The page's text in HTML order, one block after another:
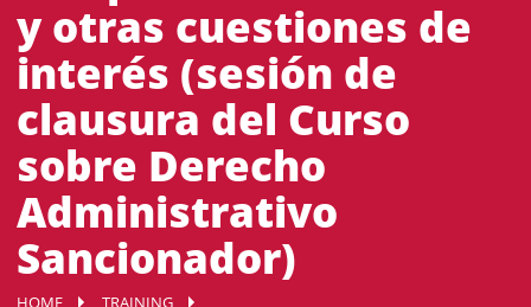
y otras cuestiones de
interés (sesión de
clausura del Curso
sobre Derecho
Administrativo
Sancionador)
HOME
TRAINING